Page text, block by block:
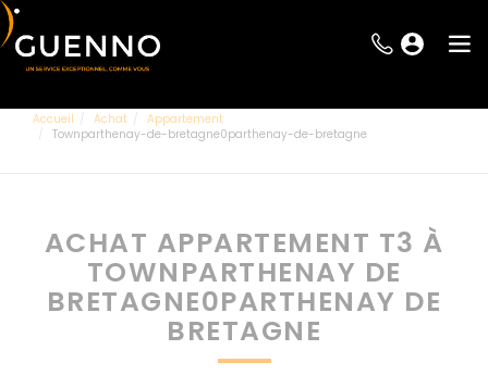
Accueil Achat
Appartement
Townparthenay-de-bretagne0parthenay-de-bretagne
ACHAT APPARTEMENT T3 À
TOWNPARTHENAY DE
BRETAGNE0PARTHENAY DE
BRETAGNE